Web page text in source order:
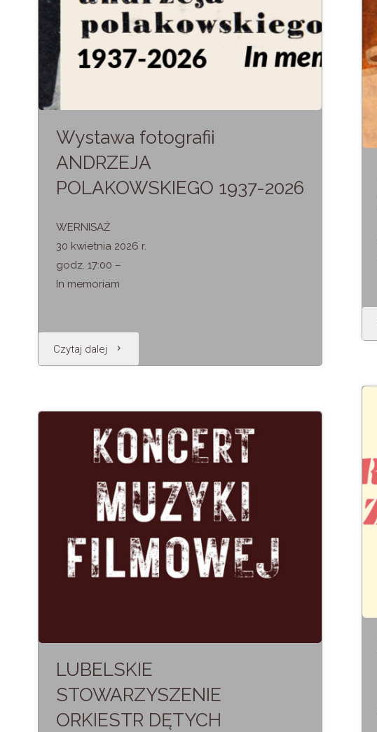
Wystawa fotografii
ANDRZEJA
POLAKOWSKIEGO 1937-2026
WERNISAŻ
30 kwietnia 2026 r.
godz. 17:00 –
In memoriam
Czytaj dalej "Wystawa
ANDRZEJA
POLAKOWSKIEGO
2026"
LUBELSKIE
STOWARZYSZENIE
ORKIESTR DĘTYCH